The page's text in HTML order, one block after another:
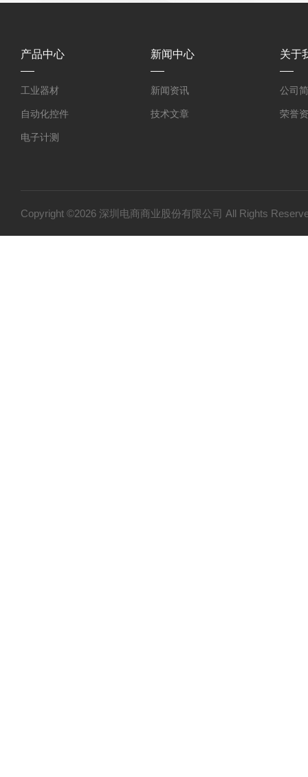
产品中心
工业器材
自动化控件
电子计测
特殊光源
新闻中心
新闻资讯
技术文章
关于
公司
荣誉
Copyright ©2026 深圳电商商业股份有限公司 All Rights